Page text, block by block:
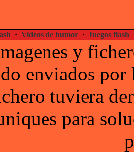
· Videos de humor · Juegos flash
y
enviados por
tuviera
para